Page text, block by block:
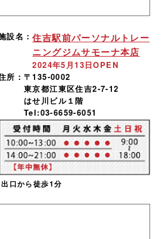
設名：住吉駅前パーソナルトレー
ニングジムサモーナ本店
2024年5月13日OPEN
所： 〒135-0002
東京都江東区住吉2-7-12
はせ川ビル１階
Tel:03-6659-6051
口から徒歩1分